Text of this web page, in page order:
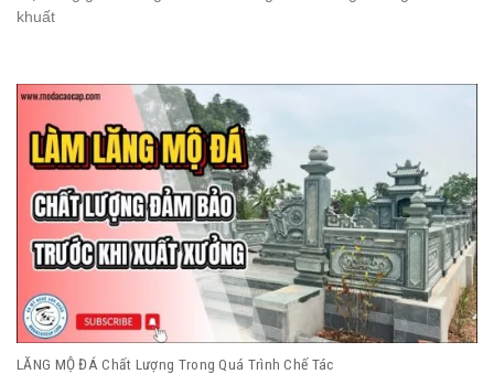
khuất
LĂNG MỘ ĐÁ Chất Lượng Trong Quá Trình Chế Tác